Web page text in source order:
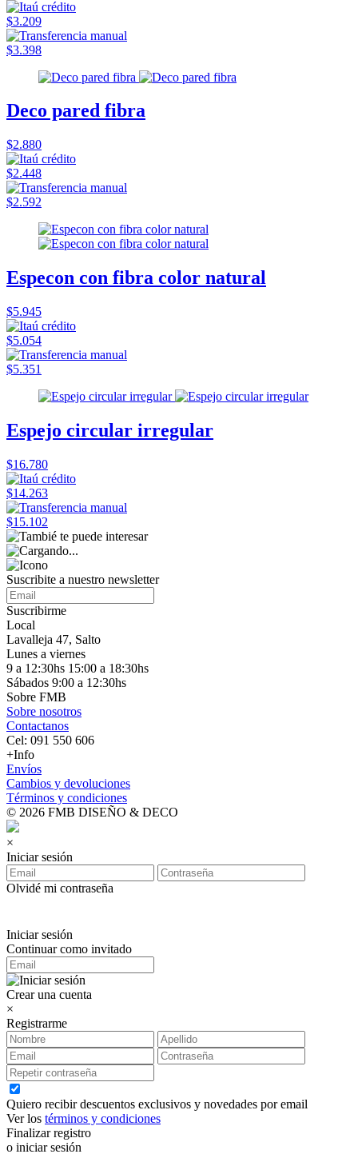
$3.209
$3.398
Deco pared fibra
$2.880
$2.448
$2.592
Especon con fibra color natural
$5.945
$5.054
$5.351
Espejo circular irregular
$16.780
$14.263
$15.102
Suscribite a nuestro newsletter
Suscribirme
Local
Lavalleja 47, Salto
Lunes a viernes
9 a 12:30hs 15:00 a 18:30hs
Sábados 9:00 a 12:30hs
Sobre FMB
Sobre nosotros
Contactanos
Cel: 091 550 606
+Info
Envíos
Cambios y devoluciones
Términos y condiciones
© 2026 FMB DISEÑO & DECO
×
Iniciar sesión
Olvidé mi contraseña
Iniciar sesión
Continuar como invitado
Crear una cuenta
×
Registrarme
Quiero recibir descuentos exclusivos y novedades por email
Ver los términos y condiciones
Finalizar registro
o iniciar sesión